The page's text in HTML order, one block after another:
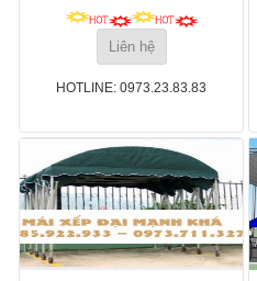
Liên hệ
HOTLINE: 0973.23.83.83